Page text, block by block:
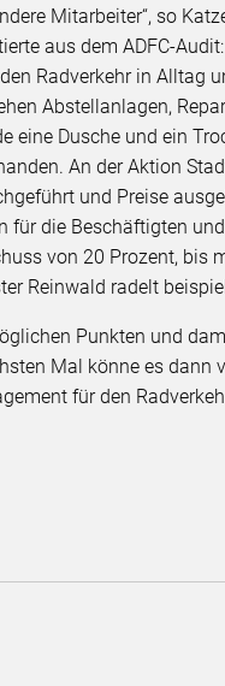
Mitarbeiter“, so
aus dem ADFC-
Radverkehr in Alltag
Abstellanlagen,
eine Dusche und ein
An der Aktion
und Preise
die Beschäftigten
von 20 Prozent, bis
Reinwald radelt
Punkten und
Mal könne es dann
für den